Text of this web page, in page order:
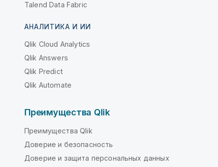
Talend Data Fabric
АНАЛИТИКА И ИИ
Qlik Cloud Analytics
Qlik Answers
Qlik Predict
Qlik Automate
Преимущества Qlik
Преимущества Qlik
Доверие и безопасность
Доверие и защита персональных данных